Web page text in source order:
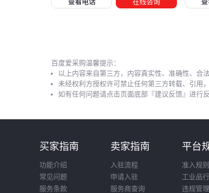
查看电话 在线咨询
百度爱采购温馨提示：
以上内容来自第三方，内容真实性、准确性、合
未经权利方授权许可禁止任何第三方转载、引用
如有任何问题请点击页面底部『建议反馈』进行
买家指南
功能介绍
常见问题
服务条款
卖家指南
入驻流程
申请入驻
服务商查询
平台
准入规则
工业品
违规管